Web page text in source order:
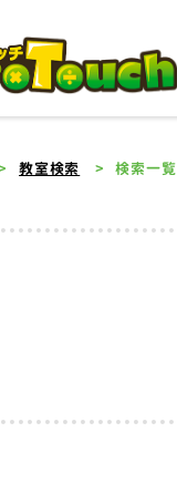
教室検索 検索一覧